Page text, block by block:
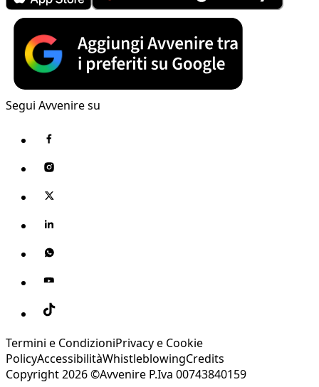
Segui Avvenire su
Termini e CondizioniPrivacy e Cookie
PolicyAccessibilitàWhistleblowingCredits
Copyright 2026 ©Avvenire P.Iva 00743840159